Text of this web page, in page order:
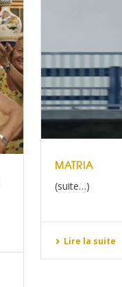
MATRIA
(suite…)
Lire la suite